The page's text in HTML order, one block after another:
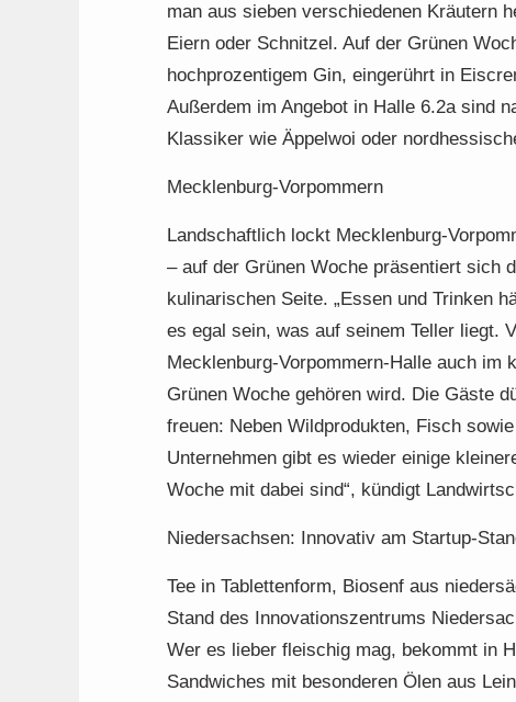
man aus sieben verschiedenen Kräutern
Eiern oder Schnitzel. Auf der Grünen
hochprozentigem Gin, eingerührt in
Außerdem im Angebot in Halle 6.2a sind
Klassiker wie Äppelwoi oder
Mecklenburg-Vorpommern
Landschaftlich lockt Mecklenburg-
– auf der Grünen Woche präsentiert sich
kulinarischen Seite. „Essen und Trinken
es egal sein, was auf seinem Teller liegt.
Mecklenburg-Vorpommern-Halle auch im
Grünen Woche gehören wird. Die Gäste
freuen: Neben Wildprodukten, Fisch
Unternehmen gibt es wieder einige
Woche mit dabei sind“, kündigt
Niedersachsen: Innovativ am Startup-
Tee in Tablettenform, Biosenf aus
Stand des Innovationszentrums
Wer es lieber fleischig mag, bekommt in
Sandwiches mit besonderen Ölen aus